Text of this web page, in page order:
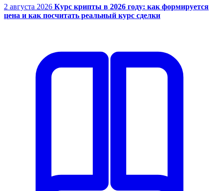
2 августа 2026 Курс крипты в 2026 году: как формируется
цена и как посчитать реальный курс сделки